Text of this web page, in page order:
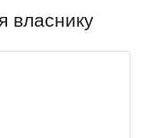
власнику